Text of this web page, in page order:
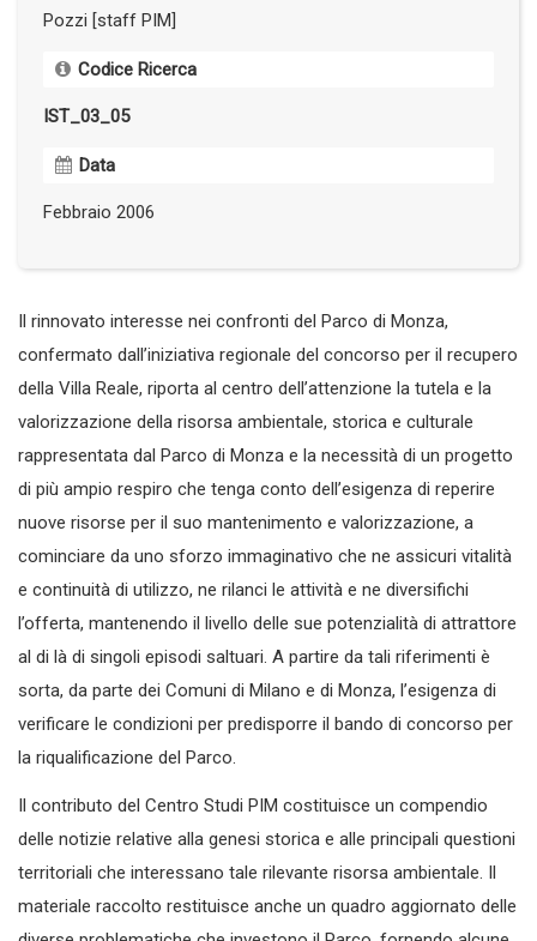
Pozzi [staff PIM]
Codice Ricerca
IST_03_05
Data
Febbraio 2006
Il rinnovato interesse nei confronti del Parco di Monza,
confermato dall’iniziativa regionale del concorso per il recupero
della Villa Reale, riporta al centro dell’attenzione la tutela e la
valorizzazione della risorsa ambientale, storica e culturale
rappresentata dal Parco di Monza e la necessità di un progetto
di più ampio respiro che tenga conto dell’esigenza di reperire
nuove risorse per il suo mantenimento e valorizzazione, a
cominciare da uno sforzo immaginativo che ne assicuri vitalità
e continuità di utilizzo, ne rilanci le attività e ne diversifichi
l’offerta, mantenendo il livello delle sue potenzialità di attrattore
al di là di singoli episodi saltuari. A partire da tali riferimenti è
sorta, da parte dei Comuni di Milano e di Monza, l’esigenza di
verificare le condizioni per predisporre il bando di concorso per
la riqualificazione del Parco.
Il contributo del Centro Studi PIM costituisce un compendio
delle notizie relative alla genesi storica e alle principali questioni
territoriali che interessano tale rilevante risorsa ambientale. Il
materiale raccolto restituisce anche un quadro aggiornato delle